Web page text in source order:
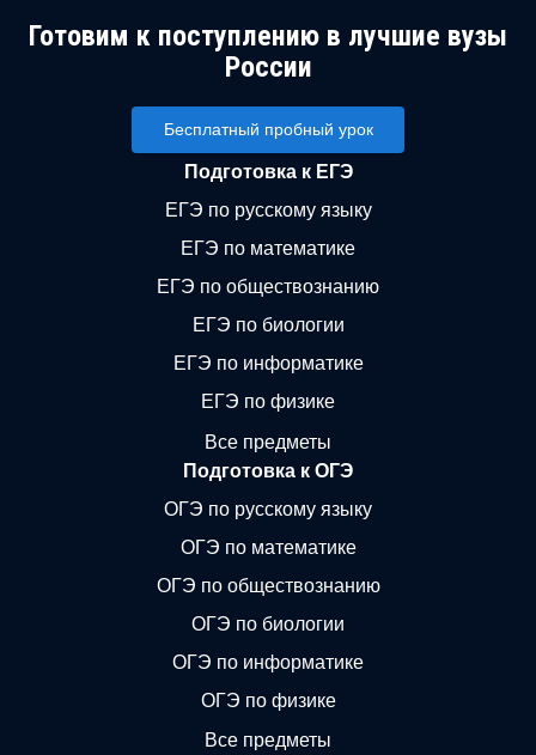
Готовим к поступлению в лучшие вузы
России
Бесплатный пробный урок
Подготовка к ЕГЭ
ЕГЭ по русскому языку
ЕГЭ по математике
ЕГЭ по обществознанию
ЕГЭ по биологии
ЕГЭ по информатике
ЕГЭ по физике
Все предметы
Подготовка к ОГЭ
ОГЭ по русскому языку
ОГЭ по математике
ОГЭ по обществознанию
ОГЭ по биологии
ОГЭ по информатике
ОГЭ по физике
Все предметы